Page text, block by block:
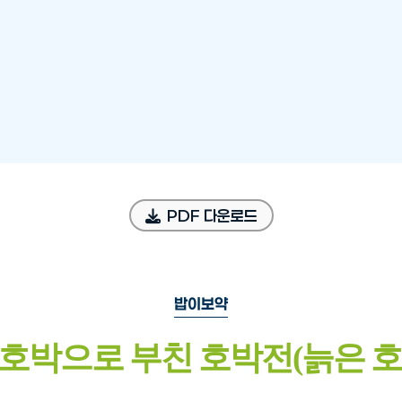
PDF 다운로드
밥이보약
박으로 부친 호박전(늙은